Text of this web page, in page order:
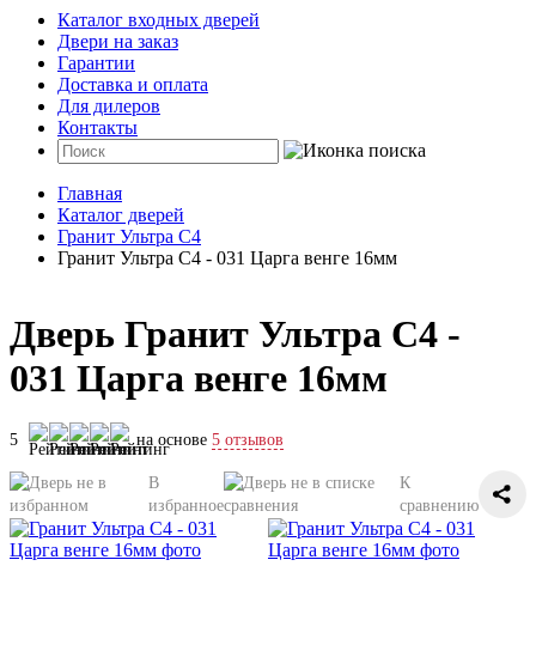
Каталог входных дверей
Двери на заказ
Гарантии
Доставка и оплата
Для дилеров
Контакты
Главная
Каталог дверей
Гранит Ультра С4
Гранит Ультра С4 - 031 Царга венге 16мм
Дверь Гранит Ультра С4 -
031 Царга венге 16мм
5 на основе 5 отзывов
В
избранное
К
сравнению